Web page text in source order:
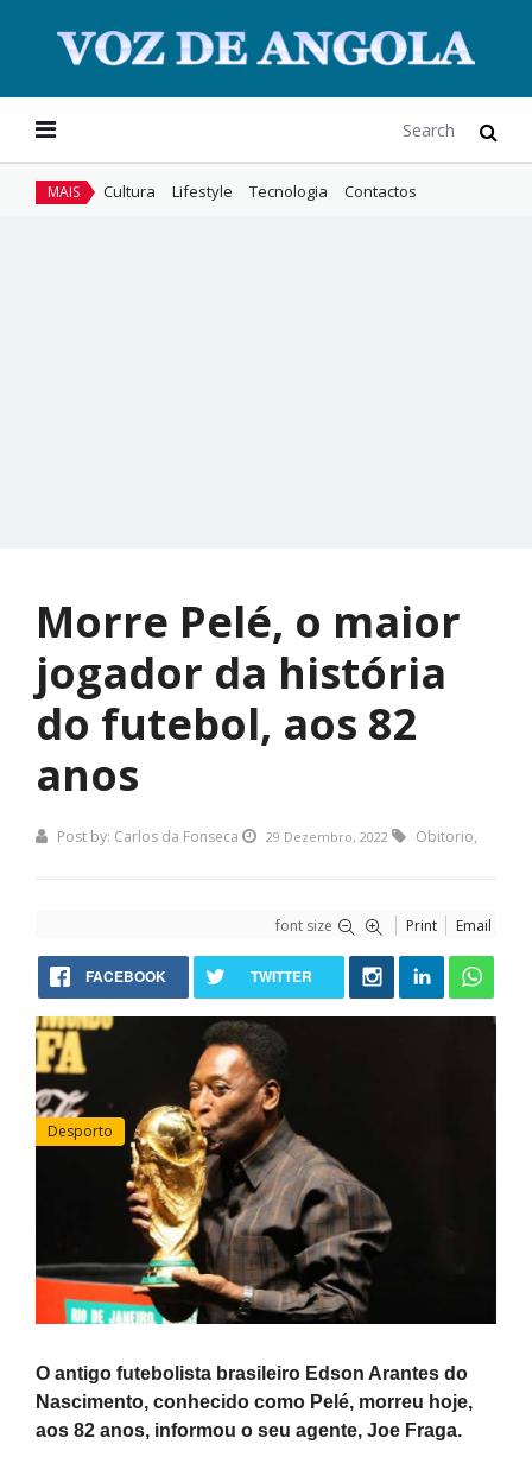
MAIS Cultura Lifestyle Tecnologia Contactos
Morre Pelé, o maior
jogador da história
do futebol, aos 82
anos
Post by: Carlos da Fonseca 29 Dezembro, 2022 Obitorio,
font size Print Email
FACEBOOK TWITTER
Desporto
O antigo futebolista brasileiro Edson Arantes do
Nascimento, conhecido como Pelé, morreu hoje,
aos 82 anos, informou o seu agente, Joe Fraga.